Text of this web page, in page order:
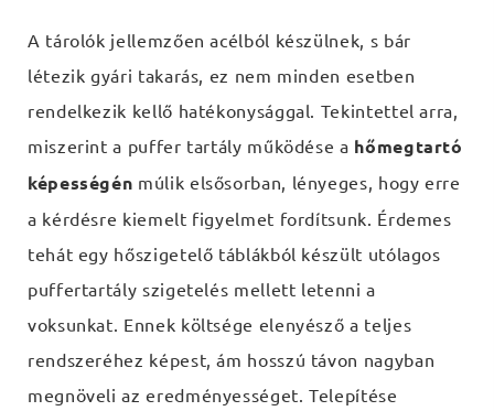
A tárolók jellemzően acélból készülnek, s bár
létezik gyári takarás, ez nem minden esetben
rendelkezik kellő hatékonysággal. Tekintettel arra,
miszerint a puffer tartály működése a hőmegtartó
képességén múlik elsősorban, lényeges, hogy erre
a kérdésre kiemelt figyelmet fordítsunk. Érdemes
tehát egy hőszigetelő táblákból készült utólagos
puffertartály szigetelés mellett letenni a
voksunkat. Ennek költsége elenyésző a teljes
rendszeréhez képest, ám hosszú távon nagyban
megnöveli az eredményességet. Telepítése